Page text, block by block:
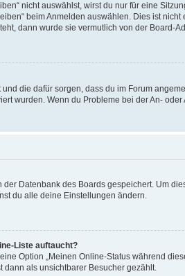
nicht auswählst, wirst du nur für eine
beim Anmelden auswählen. Dies ist
dann wurde sie vermutlich von der Board-
die dafür sorgen, dass du im Forum
wurden. Wenn du Probleme bei der An-
Datenbank des Boards gespeichert. Um
du alle deine Einstellungen ändern.
Liste auftaucht?
Option „Meinen Online-Status während
dann als unsichtbarer Besucher gezählt.